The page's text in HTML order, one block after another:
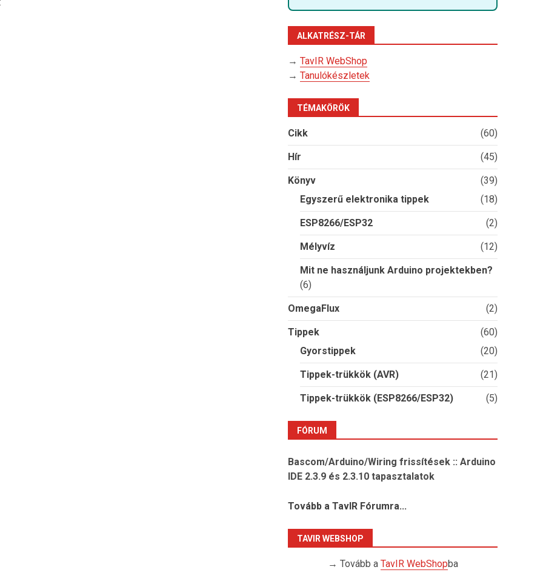
ALKATRÉSZ-TÁR
→TavIR WebShop
→Tanulókészletek
TÉMAKÖRÖK
Cikk (60)
Hír (45)
Könyv
(39)
Egyszerű elektronika tippek
(18)
ESP8266/ESP32 (2)
Mélyvíz (12)
Mit ne használjunk Arduino projektekben?
(6)
OmegaFlux (2)
Tippek
(60)
Gyorstippek
(20)
Tippek-trükkök (AVR) (21)
Tippek-trükkök (ESP8266/ESP32) (5)
FÓRUM
Bascom/Arduino/Wiring frissítések :: Arduino
IDE 2.3.9 és 2.3.10 tapasztalatok
Tovább a TavIR Fórumra...
TAVIR WEBSHOP
→ Tovább a TavIR WebShopba